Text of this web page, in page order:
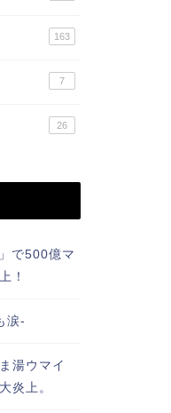
163
7
26
で500億マ
！
涙-
湯ウマイ
炎上。